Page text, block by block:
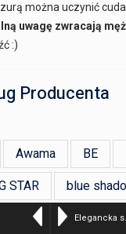
można uczynić
uwagę zwracają
:)
Producenta
Awama BE
STAR blue
AND BANCO